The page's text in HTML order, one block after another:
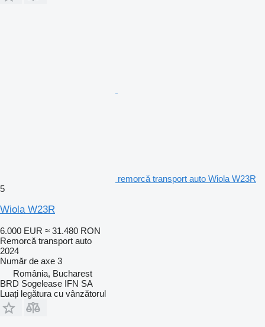
remorcă transport auto Wiola W23R
5
Wiola W23R
6.000 EUR ≈ 31.480 RON
Remorcă transport auto
2024
Număr de axe 3
România, Bucharest
BRD Sogelease IFN SA
Luați legătura cu vânzătorul